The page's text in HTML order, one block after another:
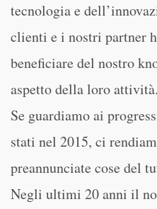
tecnologia e
clienti e i nostri partner
beneficiare del nostro
aspetto della loro attività.
Se guardiamo ai
stati nel 2015, ci
preannunciate cose del
Negli ultimi 20 anni il